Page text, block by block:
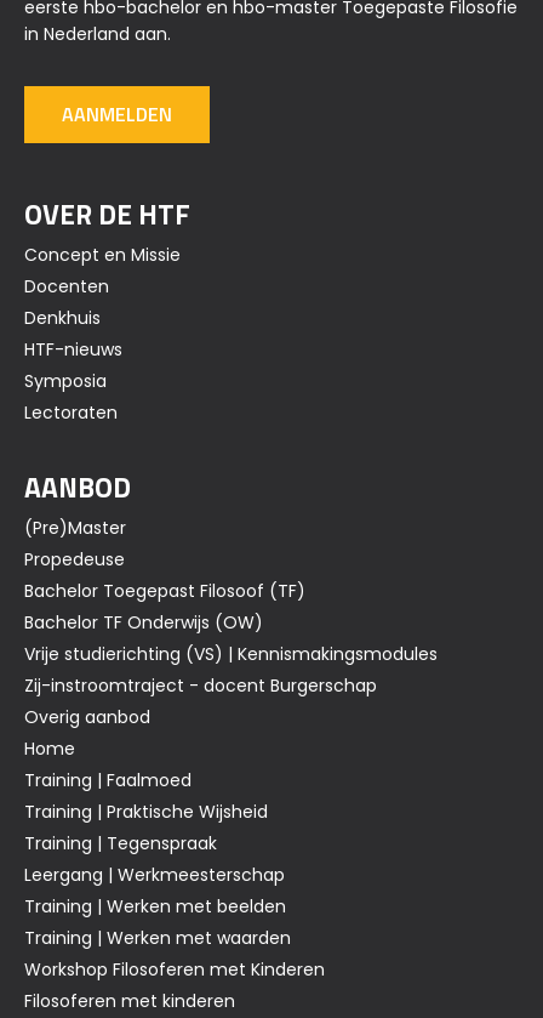
eerste hbo-bachelor en hbo-master Toegepaste Filosofie
in Nederland aan.
AANMELDEN
OVER DE HTF
Concept en Missie
Docenten
Denkhuis
HTF-nieuws
Symposia
Lectoraten
AANBOD
(Pre)Master
Propedeuse
Bachelor Toegepast Filosoof (TF)
Bachelor TF Onderwijs (OW)
Vrije studierichting (VS) | Kennismakingsmodules
Zij-instroomtraject - docent Burgerschap
Overig aanbod
Home
Training | Faalmoed
Training | Praktische Wijsheid
Training | Tegenspraak
Leergang | Werkmeesterschap
Training | Werken met beelden
Training | Werken met waarden
Workshop Filosoferen met Kinderen
Filosoferen met kinderen